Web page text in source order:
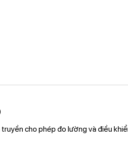
cho phép đo lường và điều